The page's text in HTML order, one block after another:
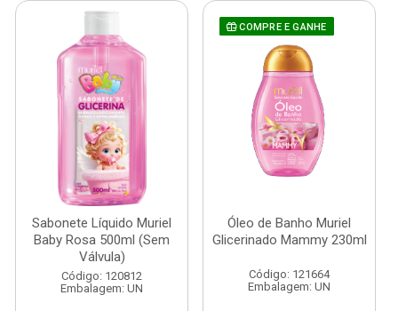
Sabonete Líquido Muriel
Baby Rosa 500ml (Sem
Válvula)
Código: 120812
Embalagem: UN
COMPRE E GANHE
Óleo de Banho Muriel
Glicerinado Mammy 230ml
Código: 121664
Embalagem: UN